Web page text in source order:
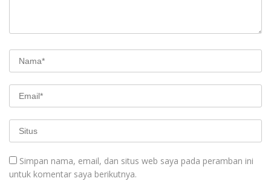
Simpan nama, email, dan situs web saya pada peramban ini
untuk komentar saya berikutnya.